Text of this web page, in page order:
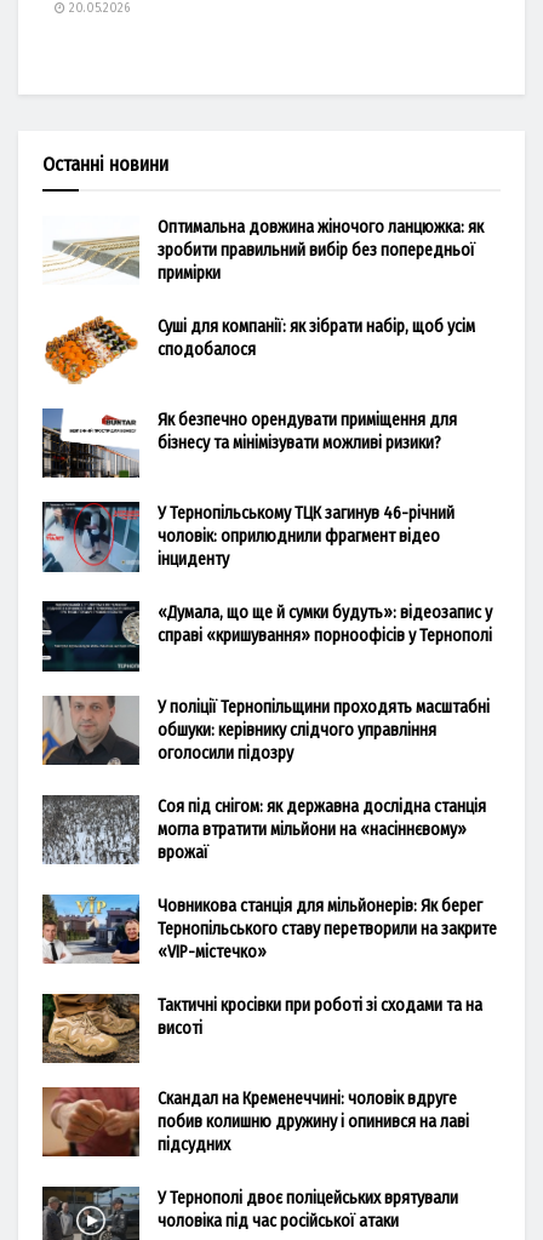
20.05.2026
Останні новини
Оптимальна довжина жіночого ланцюжка: як
зробити правильний вибір без попередньої
примірки
Суші для компанії: як зібрати набір, щоб усім
сподобалося
Як безпечно орендувати приміщення для
бізнесу та мінімізувати можливі ризики?
У Тернопільському ТЦК загинув 46-річний
чоловік: оприлюднили фрагмент відео
інциденту
«Думала, що ще й сумки будуть»: відеозапис у
справі «кришування» порноофісів у Тернополі
У поліції Тернопільщини проходять масштабні
обшуки: керівнику слідчого управління
оголосили підозру
Соя під снігом: як державна дослідна станція
могла втратити мільйони на «насіннєвому»
врожаї
Човникова станція для мільйонерів: Як берег
Тернопільського ставу перетворили на закрите
«VIP-містечко»
Тактичні кросівки при роботі зі сходами та на
висоті
Скандал на Кременеччині: чоловік вдруге
побив колишню дружину і опинився на лаві
підсудних
У Тернополі двоє поліцейських врятували
чоловіка під час російської атаки